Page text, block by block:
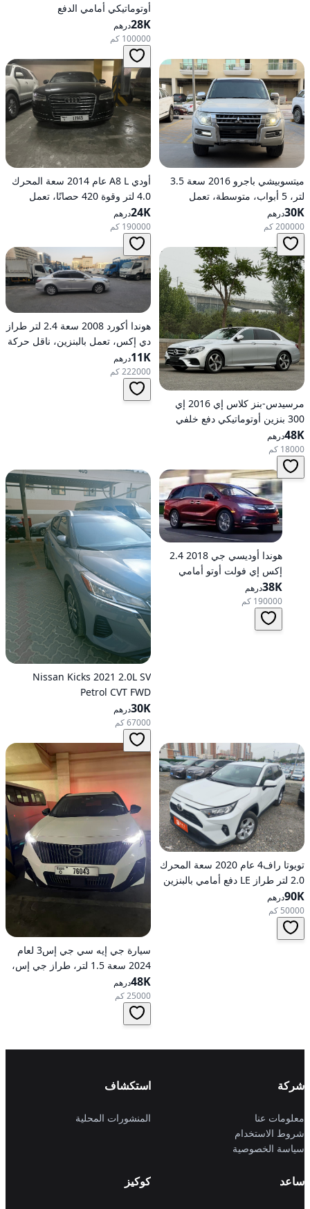
أوتوماتيكي أمامي الدفع
28Kدرهم
100000 كم
ميتسوبيشي باجرو 2016 سعة 3.5
لتر، 5 أبواب، متوسطة، تعمل
بالبنزين، أوتوماتيكية، دفع رباعي
30Kدرهم
200000 كم
أودي A8 L عام 2014 سعة المحرك
4.0 لتر وقوة 420 حصانًا، تعمل
بالبنزين، ناقل حركة أوتوماتيكي، دفع
كلي للعجلات
24Kدرهم
190000 كم
مرسيدس-بنز كلاس إي 2016 إي
300 بنزين أوتوماتيكي دفع خلفي
48Kدرهم
18000 كم
هوندا أكورد 2008 سعة 2.4 لتر طراز
دي إكس، تعمل بالبنزين، ناقل حركة
أوتوماتيكي، دفع أمامي
11Kدرهم
222000 كم
هوندا أوديسي جي 2018 2.4
إكس إي فولت أوتو أمامي
الدفع
38Kدرهم
190000 كم
Nissan Kicks 2021 2.0L SV
Petrol CVT FWD
30Kدرهم
67000 كم
تويوتا راف4 عام 2020 سعة المحرك
2.0 لتر طراز LE دفع أمامي بالبنزين
أوتوماتيكي
90Kدرهم
50000 كم
سيارة جي إيه سي جي إس3 لعام
2024 سعة 1.5 لتر، طراز جي إس،
تعمل بالبنزين، ناقل حركة
أوتوماتيكي، دفع أمامي
48Kدرهم
25000 كم
شركة
معلومات عنا
شروط الاستخدام
سياسة الخصوصية
استكشاف
المنشورات المحلية
ساعد كوكيز